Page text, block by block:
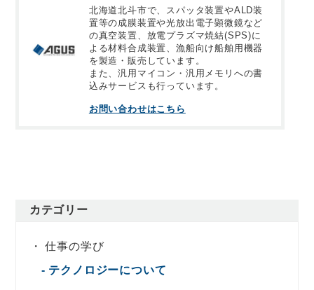
北海道北斗市で、スパッタ装置やALD装
置等の成膜装置や光放出電子顕微鏡など
の真空装置、放電プラズマ焼結(SPS)に
よる材料合成装置、漁船向け船舶用機器
を製造・販売しています。
また、汎用マイコン・汎用メモリへの書
込みサービスも行っています。
お問い合わせはこちら
カテゴリー
仕事の学び
テクノロジーについて